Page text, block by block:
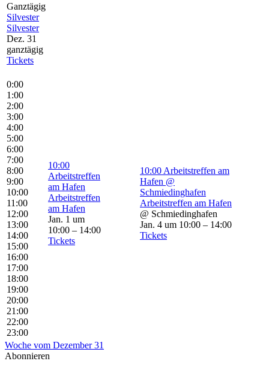
Ganztägig
Silvester
Silvester
Dez. 31
ganztägig
Tickets
0:00
1:00
2:00
3:00
4:00
5:00
6:00
7:00
8:00
9:00
10:00
11:00
12:00
13:00
14:00
15:00
16:00
17:00
18:00
19:00
20:00
21:00
22:00
23:00
10:00
Arbeitstreffen
am Hafen
Arbeitstreffen
am Hafen
Jan. 1 um
10:00 – 14:00
Tickets
10:00 Arbeitstreffen am
Hafen @
Schmiedinghafen
Arbeitstreffen am Hafen
@ Schmiedinghafen
Jan. 4 um 10:00 – 14:00
Tickets
Woche vom Dezember 31
Abonnieren